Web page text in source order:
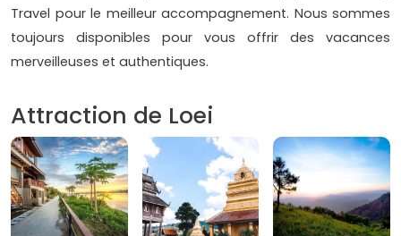
Travel pour le meilleur accompagnement. Nous sommes
toujours disponibles pour vous offrir des vacances
merveilleuses et authentiques.
Attraction de Loei